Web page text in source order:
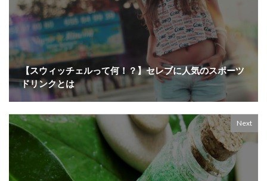
【スウィッチェルって何！？】セレブに人気のスポーツ
ドリンクとは
Next